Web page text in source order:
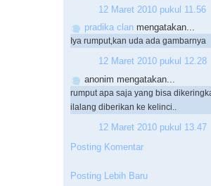
12 Maret 2010 pukul 11.56
pradika clan mengatakan...
Iya rumput,kan uda ada gambarnya
12 Maret 2010 pukul 12.28
anonim mengatakan...
rumput apa saja yang bisa
ilalang diberikan ke kelinci..
12 Maret 2010 pukul 13.47
Posting Komentar
Posting Lebih Baru